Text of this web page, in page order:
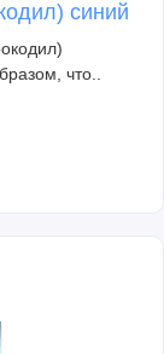
синий
что..